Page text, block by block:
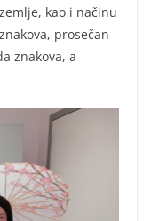
kao i načinu
prosečan
znakova, a